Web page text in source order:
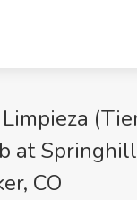
at
CO